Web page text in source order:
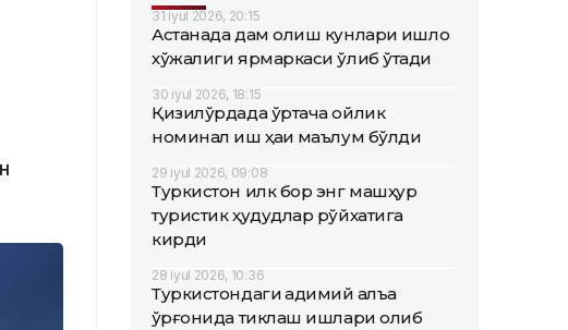
31 iyul 2026, 20:15
Астанада дам олиш кунлари қишлоқ
хўжалиги ярмаркаси ўлиб ўтади
30 iyul 2026, 18:15
Қизилўрдада ўртача ойлик
номинал иш ҳақи маълум бўлди
29 iyul 2026, 09:08
Туркистон илк бор энг машҳур
туристик ҳудудлар рўйхатига
кирди
28 iyul 2026, 10:36
Туркистондаги қадимий қалъа
қўрғонида тиклаш ишлари олиб